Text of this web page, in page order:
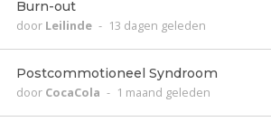
Burn-out
door Leilinde - 13 dagen geleden
Postcommotioneel Syndroom
door CocaCola - 1 maand geleden